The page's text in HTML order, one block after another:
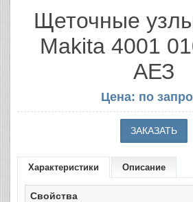
Щеточные
Makita 4001
АЕЗ
Цена: по
Характеристики Описание
Свойства